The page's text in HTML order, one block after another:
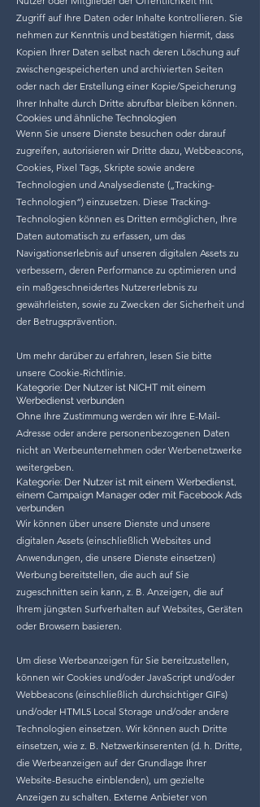
Zugriff auf Ihre Daten oder Inhalte kontrollieren. Sie
nehmen zur Kenntnis und bestätigen hiermit, dass
Kopien Ihrer Daten selbst nach deren Löschung auf
zwischengespeicherten und archivierten Seiten
oder nach der Erstellung einer Kopie/Speicherung
Ihrer Inhalte durch Dritte abrufbar bleiben können.
Cookies und ähnliche Technologien
Wenn Sie unsere Dienste besuchen oder darauf
zugreifen, autorisieren wir Dritte dazu, Webbeacons,
Cookies, Pixel Tags, Skripte sowie andere
Technologien und Analysedienste („Tracking-
Technologien“) einzusetzen. Diese Tracking-
Technologien können es Dritten ermöglichen, Ihre
Daten automatisch zu erfassen, um das
Navigationserlebnis auf unseren digitalen Assets zu
verbessern, deren Performance zu optimieren und
ein maßgeschneidertes Nutzererlebnis zu
gewährleisten, sowie zu Zwecken der Sicherheit und
der Betrugsprävention.
Um mehr darüber zu erfahren, lesen Sie bitte
unsere Cookie-Richtlinie.
Kategorie: Der Nutzer ist NICHT mit einem
Werbedienst verbunden
Ohne Ihre Zustimmung werden wir Ihre E-Mail-
Adresse oder andere personenbezogenen Daten
nicht an Werbeunternehmen oder Werbenetzwerke
weitergeben.
Kategorie: Der Nutzer ist mit einem Werbedienst,
einem Campaign Manager oder mit Facebook Ads
verbunden
Wir können über unsere Dienste und unsere
digitalen Assets (einschließlich Websites und
Anwendungen, die unsere Dienste einsetzen)
Werbung bereitstellen, die auch auf Sie
zugeschnitten sein kann, z. B. Anzeigen, die auf
Ihrem jüngsten Surfverhalten auf Websites, Geräten
oder Browsern basieren.
Um diese Werbeanzeigen für Sie bereitzustellen,
können wir Cookies und/oder JavaScript und/oder
Webbeacons (einschließlich durchsichtiger GIFs)
und/oder HTML5 Local Storage und/oder andere
Technologien einsetzen. Wir können auch Dritte
einsetzen, wie z. B. Netzwerkinserenten (d. h. Dritte,
die Werbeanzeigen auf der Grundlage Ihrer
Website-Besuche einblenden), um gezielte
Anzeigen zu schalten. Externe Anbieter von